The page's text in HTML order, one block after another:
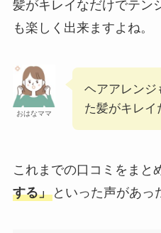
髪がキレイなだけでテン
も楽しく出来ますよね。
おはなママ
ヘアアレンジ
た髪がキレイ
これまでの口コミをまと
する」といった声があっ